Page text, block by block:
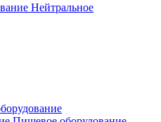
Нейтральное